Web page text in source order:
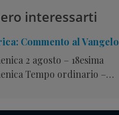
interessarti
Commento al Vangelo
2 agosto – 18esima
Tempo ordinario –